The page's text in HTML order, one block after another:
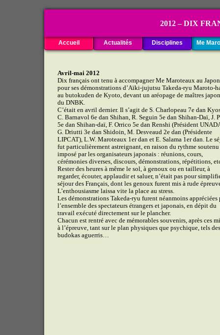
2012 – DIX
Avril-mai 2012
Dix français ont tenu à accompagner Me Maroteaux au
pour ses démonstrations d’Aïki-jujutsu Takeda-ryu Maroto-
au butokuden de Kyoto, devant un aréopage de maîtres
du DNBK.
C’était en avril dernier. Il s’agit de S. Charlopeau 7e dan
C. Barnavol 6e dan Shihan, R. Seguin 5e dan Shihan-Daï, J.
5e dan Shihan-daï, F. Orrico 5e dan Renshi (Président
G. Driutti 3e dan Shidoin, M. Desveaud 2e dan (Présidente
LIPCAT), L.W. Maroteaux 1er dan et E. Salama 1er dan. Le
fut particulièrement astreignant, en raison du rythme soutenu
imposé par les organisateurs japonais : réunions, cours,
cérémonies diverses, discours, démonstrations, répétitions,
Rester des heures à même le sol, à genoux ou en tailleur, à
regarder, écouter, applaudir et saluer, n’était pas pour
séjour des Français, dont les genoux furent mis à rude
L’enthousiasme laissa vite la place au stress.
Les démonstrations Takeda-ryu furent néanmoins appréciées
l’ensemble des spectateurs étrangers et japonais, en dépit du
travail exécuté directement sur le plancher.
Chacun est rentré avec de mémorables souvenirs, après ces
à l’épreuve, tant sur le plan physiques que psychique, tels des
budokas aguerris…
Actualités Disciplines Me
Accueil